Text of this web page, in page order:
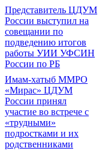
Представитель ЦДУМ
России выступил на
совещании по
подведению итогов
работы УИИ УФСИН
России по РБ
Имам-хатыб ММРО
«Мирас» ЦДУМ
России принял
участие во встрече с
«трудными»
подростками и их
родственниками